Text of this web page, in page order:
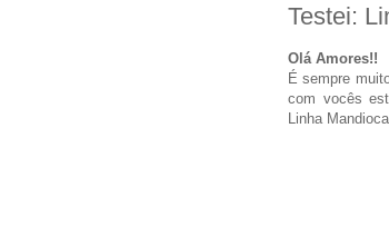
Testei:
Olá Amores!!
É sempre
com vocês
Linha